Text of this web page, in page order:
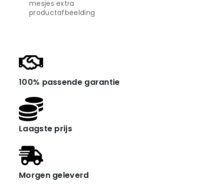
100% passende garantie
Laagste prijs
Morgen geleverd